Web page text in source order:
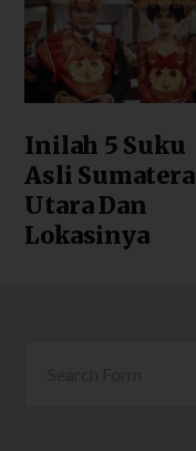
Inilah 5 Suku
Asli Sumatera
Utara Dan
Lokasinya